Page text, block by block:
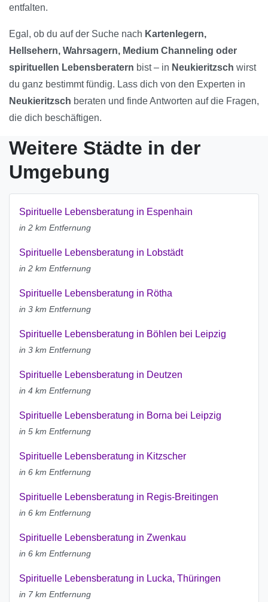
entfalten.
Egal, ob du auf der Suche nach Kartenlegern,
Hellsehern, Wahrsagern, Medium Channeling oder
spirituellen Lebensberatern bist – in Neukieritzsch wirst
du ganz bestimmt fündig. Lass dich von den Experten in
Neukieritzsch beraten und finde Antworten auf die Fragen,
die dich beschäftigen.
Weitere Städte in der
Umgebung
Spirituelle Lebensberatung in Espenhain
in 2 km Entfernung
Spirituelle Lebensberatung in Lobstädt
in 2 km Entfernung
Spirituelle Lebensberatung in Rötha
in 3 km Entfernung
Spirituelle Lebensberatung in Böhlen bei Leipzig
in 3 km Entfernung
Spirituelle Lebensberatung in Deutzen
in 4 km Entfernung
Spirituelle Lebensberatung in Borna bei Leipzig
in 5 km Entfernung
Spirituelle Lebensberatung in Kitzscher
in 6 km Entfernung
Spirituelle Lebensberatung in Regis-Breitingen
in 6 km Entfernung
Spirituelle Lebensberatung in Zwenkau
in 6 km Entfernung
Spirituelle Lebensberatung in Lucka, Thüringen
in 7 km Entfernung